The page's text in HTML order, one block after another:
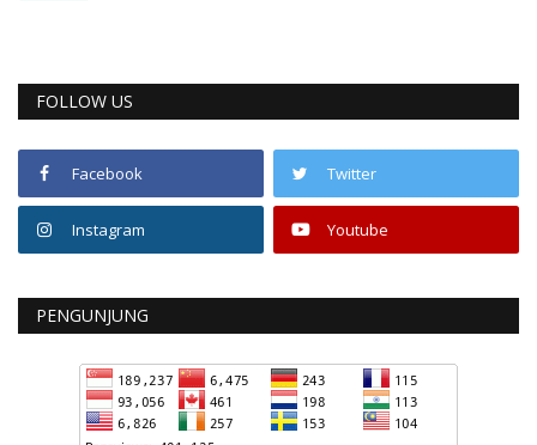
FOLLOW US
Facebook Twitter
Instagram Youtube
PENGUNJUNG